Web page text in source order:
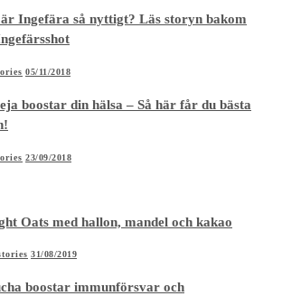
Ingefära så nyttigt? Läs storyn bakom
05/11/2018
boostar din hälsa – Så här får du bästa
23/09/2018
Oats med hallon, mandel och kakao
31/08/2019
boostar immunförsvar och